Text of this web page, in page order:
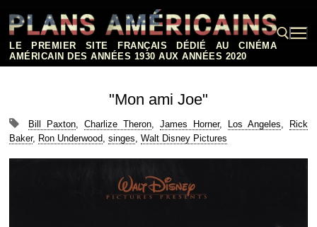
contenu
LE PREMIER SITE FRANÇAIS DÉDIÉ AU CINÉMA
AMÉRICAIN DES ANNÉES 1930 AUX ANNÉES 2020
"Mon ami Joe"
Bill Paxton, Charlize Theron, James Horner, Los Angeles,
Rick
Baker, Ron Underwood, singes, Walt Disney Pictures